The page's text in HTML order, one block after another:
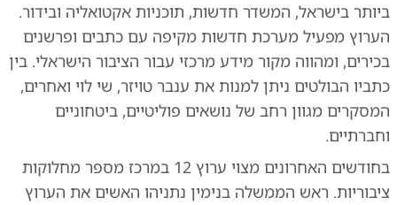
ביותר בישראל, המשדר חדשות, תוכניות אקטואליה ובידור.
הערוץ מפעיל מערכת חדשות מקיפה עם כתבים ופרשנים
בכירים, ומהווה מקור מידע מרכזי עבור הציבור הישראלי. בין
כתביו הבולטים ניתן למנות את ענבר טויזר, שי לוי ואחרים,
המסקרים מגוון רחב של נושאים פוליטיים, ביטחוניים
וחברתיים.
בחודשים האחרונים מצוי ערוץ 12 במרכז מספר מחלוקות
ציבוריות. ראש הממשלה בנימין נתניהו האשים את הערוץ